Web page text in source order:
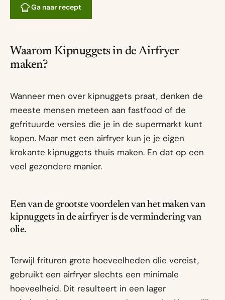
Ga naar recept
Waarom Kipnuggets in de Airfryer
maken?
Wanneer men over kipnuggets praat, denken de
meeste mensen meteen aan fastfood of de
gefrituurde versies die je in de supermarkt kunt
kopen. Maar met een airfryer kun je je eigen
krokante kipnuggets thuis maken. En dat op een
veel gezondere manier.
Een van de grootste voordelen van het maken van
kipnuggets in de airfryer is de vermindering van
olie.
Terwijl frituren grote hoeveelheden olie vereist,
gebruikt een airfryer slechts een minimale
hoeveelheid. Dit resulteert in een lager